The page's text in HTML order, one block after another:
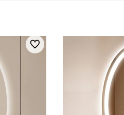
Do ulubionych